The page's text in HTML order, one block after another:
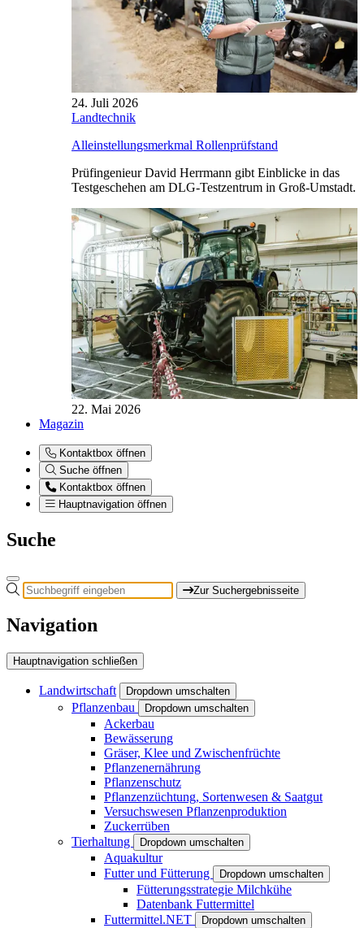
24. Juli 2026
Landtechnik
Alleinstellungsmerkmal Rollenprüfstand
Prüfingenieur David Herrmann gibt Einblicke in das
Testgeschehen am DLG-Testzentrum in Groß-Umstadt.
22. Mai 2026
Magazin
Kontaktbox öffnen
Suche öffnen
Kontaktbox öffnen
Hauptnavigation öffnen
Suche
Zur Suchergebnisseite
Navigation
Hauptnavigation schließen
Landwirtschaft Dropdown umschalten
Pflanzenbau Dropdown umschalten
Ackerbau
Bewässerung
Gräser, Klee und Zwischenfrüchte
Pflanzenernährung
Pflanzenschutz
Pflanzenzüchtung, Sortenwesen & Saatgut
Versuchswesen Pflanzenproduktion
Zuckerrüben
Tierhaltung
Dropdown umschalten
Aquakultur
Futter und Fütterung
Dropdown umschalten
Fütterungsstrategie Milchkühe
Datenbank Futtermittel
Futtermittel.NET
Dropdown umschalten